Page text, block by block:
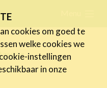
gedrag
Videos
cookies om goed te
welke cookies we
instellingen
in onze